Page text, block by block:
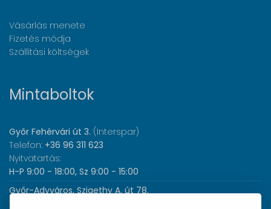
Vásárlás menete
Fizetés módja
Szállítási költségek
Mintaboltok
Győr Fehérvári út 3. (Interspar)
Telefon: +36 96 311 623
Nyitvatartás:
H-P 9:00 - 18:00, Sz 9:00 - 15:00
Győr-Adyváros, Szigethy A. út 78.
Telefon: